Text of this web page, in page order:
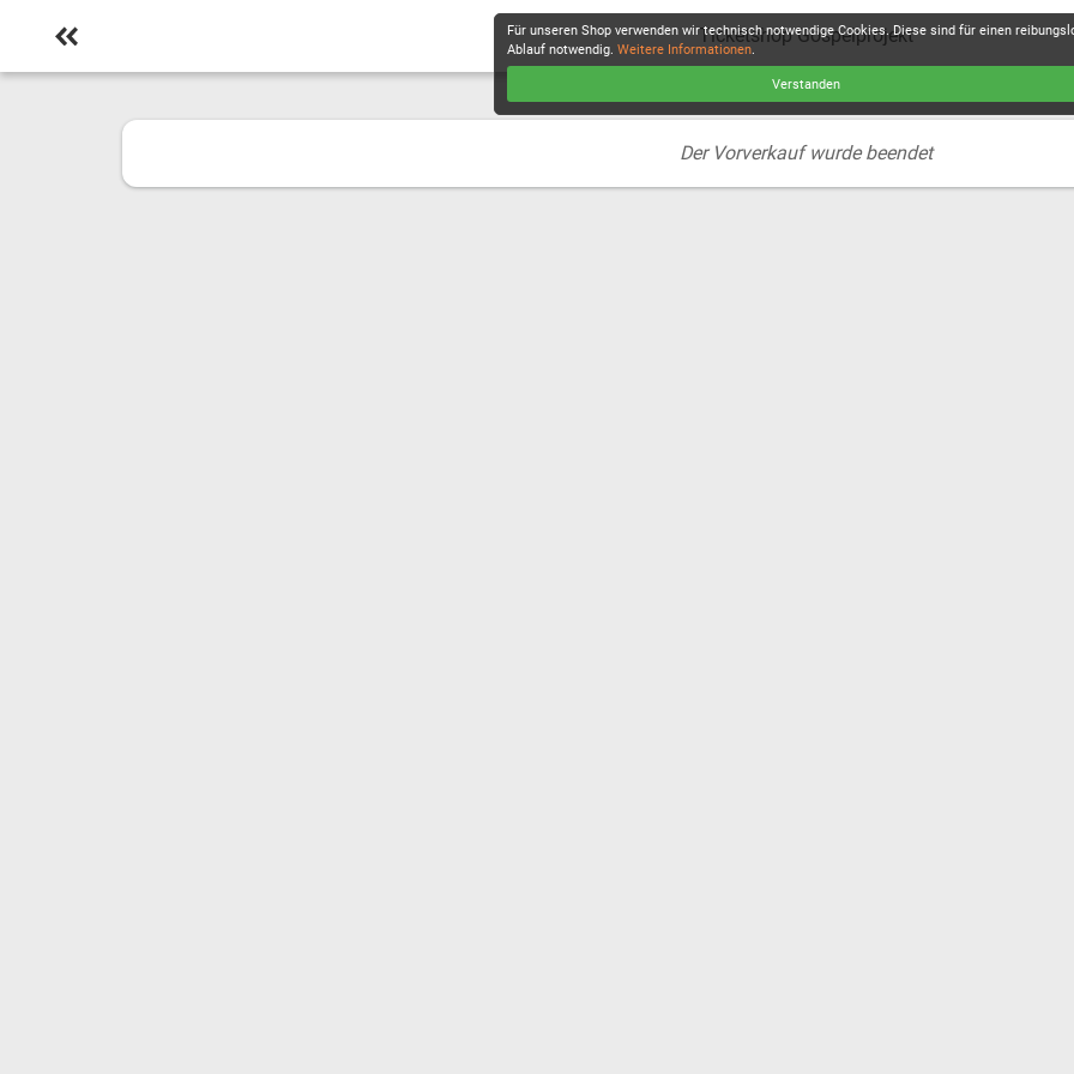
Ticketshop Gospelprojekt
Der Vorverkauf wurde beendet
Für unseren Shop verwenden wir technisch notwendige Cookies. Diese sind für einen
Ablauf notwendig. Weitere Informationen.
Verstanden